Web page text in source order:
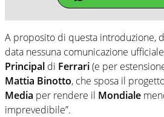
A proposito di questa introduzione,
data nessuna comunicazione
Principal di Ferrari(e per
Mattia Binotto, che sposa il
Media per rendere il Mondiale
imprevedibile”.